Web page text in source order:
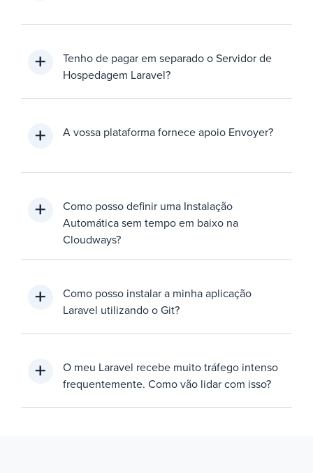
Tenho de pagar em separado o Servidor de
Hospedagem Laravel?
A vossa plataforma fornece apoio Envoyer?
Como posso definir uma Instalação
Automática sem tempo em baixo na
Cloudways?
Como posso instalar a minha aplicação
Laravel utilizando o Git?
O meu Laravel recebe muito tráfego intenso
frequentemente. Como vão lidar com isso?